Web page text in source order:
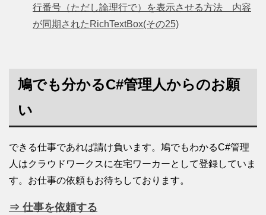
行番号（ただし論理行で）を表示させる方法 内容
が同期されたRichTextBox(その25)
鳩でも分かるC#管理人からのお願
い
できる仕事であれば請け負います。鳩でもわかるC#管理
人はクラウドワークスに在宅ワーカーとして登録していま
す。お仕事の依頼もお待ちしております。
⇒ 仕事を依頼する